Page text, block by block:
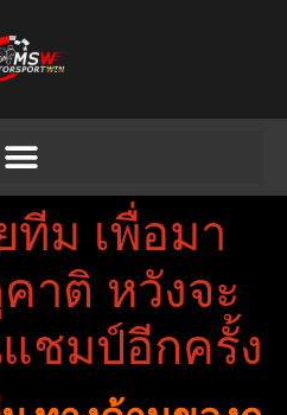
ทีม เพื่อมา
าติ หวังจะ
ชมป์อีกครั้ง